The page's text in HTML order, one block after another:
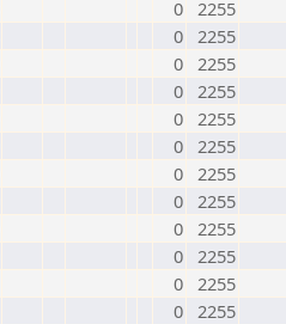
0 2255
0 2255
0 2255
0 2255
0 2255
0 2255
0 2255
0 2255
0 2255
0 2255
0 2255
0 2255